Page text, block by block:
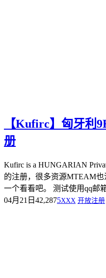
【Kufirc】匈牙利
册
Kufirc is a HUNGARIAN
的注册，很多资源MTEAM
一个看看吧。 测试使用qq邮
04月21日 42,2875XXX 开放注册